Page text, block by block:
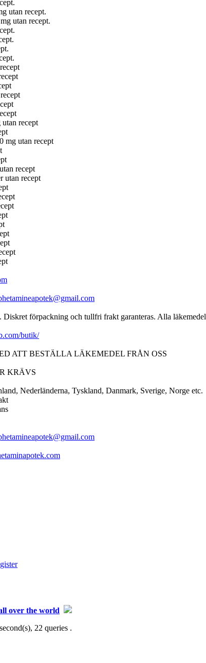
utan recept.
utan recept.
recept
mg utan recept
recept
utan recept
Diskret förpackning och tullfri frakt garanteras. Alla
butik/
ATT BESTÄLLA LÄKEMEDEL FRÅN OSS
KRÄVS
Nederländerna, Tyskland, Danmark, Sverige, Norge etc.
over the world
22 queries .